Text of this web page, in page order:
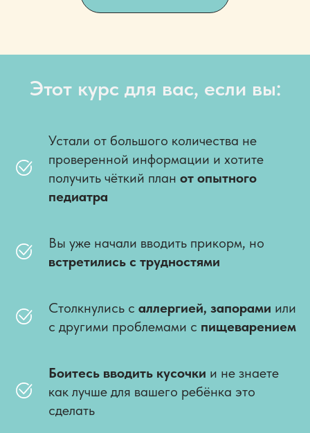
Этот курс для вас, если вы:
Устали от большого количества не
проверенной информации и хотите
получить чёткий план от опытного
педиатра
Вы уже начали вводить прикорм, но
встретились с трудностями
Столкнулись с аллергией, запорами или
с другими проблемами с пищеварением
Боитесь вводить кусочки и не знаете
как лучше для вашего ребёнка это
сделать